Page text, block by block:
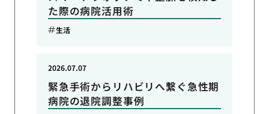
た際の病院活用術
生活
緊急手術からリハビリへ繋ぐ急性期
病院の退院調整事例
2026.07.07